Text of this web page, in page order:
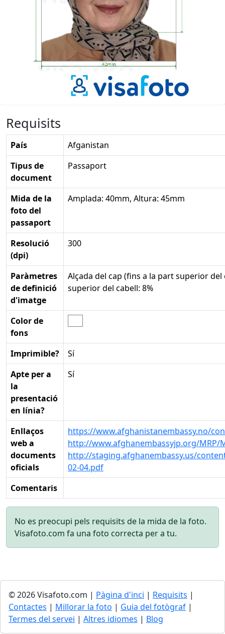
Requisits
País
Afganistan
Tipus de
document
Passaport
Mida de la
foto del
passaport
Amplada: 40mm, Altura: 45mm
Resolució
(dpi)
300
Paràmetres
de definició
d'imatge
Alçada del cap (fins a la part superior
superior del cabell: 8%
Color de
fons
Imprimible?
Sí
Apte per a
la
presentació
en línia?
Sí
Enllaços
web a
documents
oficials
https://www.afghanistanembassy.no/
http://www.afghanembassyjp.org/MRP/
http://staging.afghanembassy.us/
02-04.pdf
Comentaris
No es preocupi pels requisits de la mida de la foto.
Visafoto.com fa una foto correcta per a tu.
© 2026 Visafoto.com | Pàgina d'inci | Requisits |
Contactes | Millorar la foto | Guia del fotògraf |
Termes del servei | Altres idiomes | Blog